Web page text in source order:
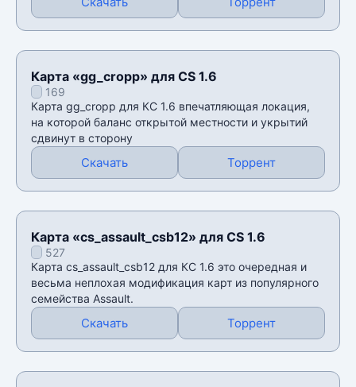
Карта «gg_cropp» для CS 1.6
169
Карта gg_cropp для КС 1.6 впечатляющая локация,
на которой баланс открытой местности и укрытий
сдвинут в сторону
Скачать Торрент
Карта «cs_assault_csb12» для CS 1.6
527
Карта cs_assault_csb12 для КС 1.6 это очередная и
весьма неплохая модификация карт из популярного
семейства Assault.
Скачать Торрент